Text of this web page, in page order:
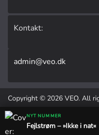
Kontakt:
admin@veo.dk
Copyright © 2026 VEO. All
Udviklet af
NYT NUMMER
Fejlstrøm – »Ikke i nat«